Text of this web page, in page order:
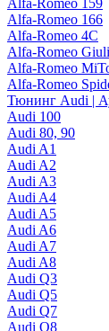
Alfa-Romeo 159
Alfa-Romeo 166
Alfa-Romeo 4C
Alfa-Romeo
Alfa-Romeo
Alfa-Romeo
Тюнинг Audi |
Audi 100
Audi 80, 90
Audi A1
Audi A2
Audi A3
Audi A4
Audi A5
Audi A6
Audi A7
Audi A8
Audi Q3
Audi Q5
Audi Q7
Audi Q8